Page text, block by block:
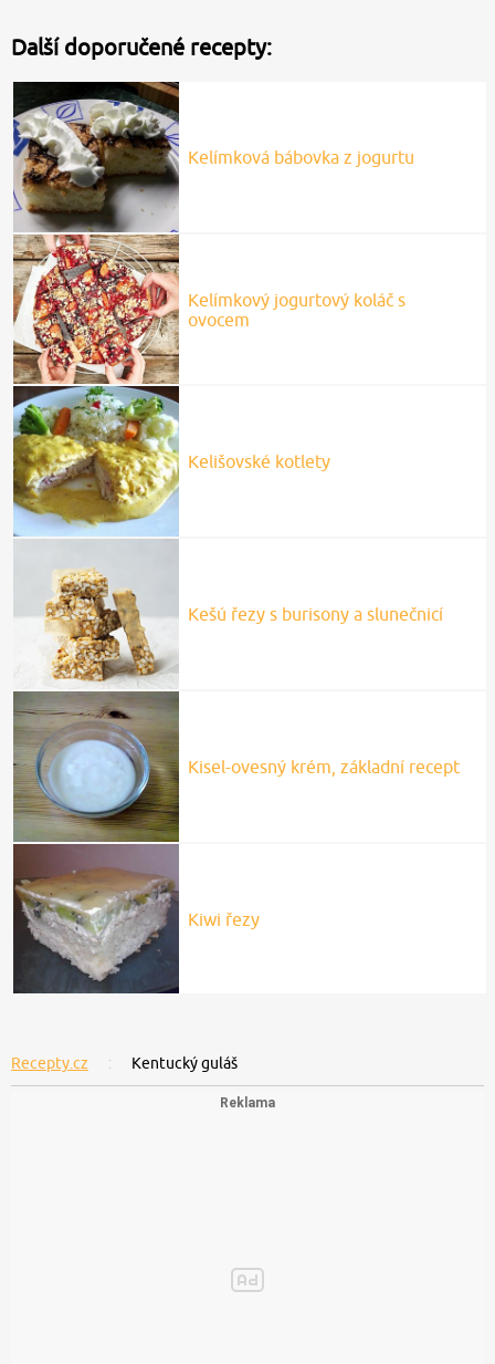
Další doporučené recepty:
Kelímková bábovka z jogurtu
Kelímkový jogurtový koláč s
ovocem
Kelišovské kotlety
Kešú řezy s burisony a slunečnicí
Kisel-ovesný krém, základní recept
Kiwi řezy
Recepty.cz Kentucký guláš